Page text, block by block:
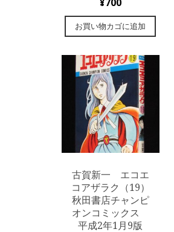
お買い物カゴに追加
古賀新一 エコエ
コアザラク（19）
秋田書店チャンピ
オンコミックス
平成2年1月9版